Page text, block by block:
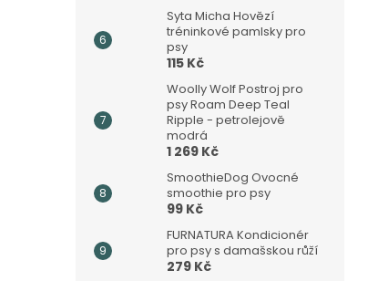
Syta Micha Hovězí
tréninkové pamlsky pro
psy
115 Kč
Woolly Wolf Postroj pro
psy Roam Deep Teal
Ripple - petrolejově
modrá
1 269 Kč
SmoothieDog Ovocné
smoothie pro psy
99 Kč
FURNATURA Kondicionér
pro psy s damašskou růží
279 Kč